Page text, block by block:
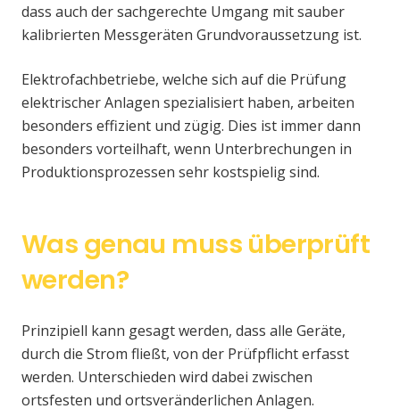
dass auch der sachgerechte Umgang mit sauber
kalibrierten Messgeräten Grundvoraussetzung ist.
Elektrofachbetriebe, welche sich auf die Prüfung
elektrischer Anlagen spezialisiert haben, arbeiten
besonders effizient und zügig. Dies ist immer dann
besonders vorteilhaft, wenn Unterbrechungen in
Produktionsprozessen sehr kostspielig sind.
Was genau muss überprüft
werden?
Prinzipiell kann gesagt werden, dass alle Geräte,
durch die Strom fließt, von der Prüfpflicht erfasst
werden. Unterschieden wird dabei zwischen
ortsfesten und ortsveränderlichen Anlagen.